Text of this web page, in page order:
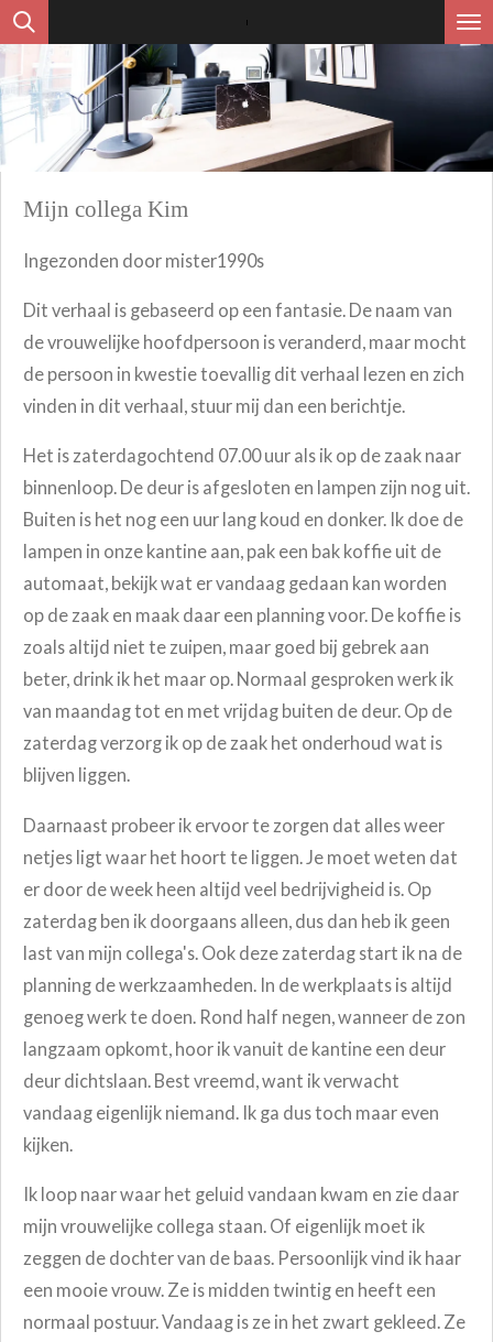
Ga
direct
naar
de
hoofdinhoud
Mijn collega Kim
Ingezonden door mister1990s
Dit verhaal is gebaseerd op een fantasie. De naam van
de vrouwelijke hoofdpersoon is veranderd, maar mocht
de persoon in kwestie toevallig dit verhaal lezen en zich
vinden in dit verhaal, stuur mij dan een berichtje.
Het is zaterdagochtend 07.00 uur als ik op de zaak naar
binnenloop. De deur is afgesloten en lampen zijn nog uit.
Buiten is het nog een uur lang koud en donker. Ik doe de
lampen in onze kantine aan, pak een bak koffie uit de
automaat, bekijk wat er vandaag gedaan kan worden
op de zaak en maak daar een planning voor. De koffie is
zoals altijd niet te zuipen, maar goed bij gebrek aan
beter, drink ik het maar op. Normaal gesproken werk ik
van maandag tot en met vrijdag buiten de deur. Op de
zaterdag verzorg ik op de zaak het onderhoud wat is
blijven liggen.
Daarnaast probeer ik ervoor te zorgen dat alles weer
netjes ligt waar het hoort te liggen. Je moet weten dat
er door de week heen altijd veel bedrijvigheid is. Op
zaterdag ben ik doorgaans alleen, dus dan heb ik geen
last van mijn collega's. Ook deze zaterdag start ik na de
planning de werkzaamheden. In de werkplaats is altijd
genoeg werk te doen. Rond half negen, wanneer de zon
langzaam opkomt, hoor ik vanuit de kantine een deur
deur dichtslaan. Best vreemd, want ik verwacht
vandaag eigenlijk niemand. Ik ga dus toch maar even
kijken.
Ik loop naar waar het geluid vandaan kwam en zie daar
mijn vrouwelijke collega staan. Of eigenlijk moet ik
zeggen de dochter van de baas. Persoonlijk vind ik haar
een mooie vrouw. Ze is midden twintig en heeft een
normaal postuur.Vandaag is ze in het zwart gekleed. Ze